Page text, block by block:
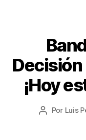
¡Hoy
Por Luis